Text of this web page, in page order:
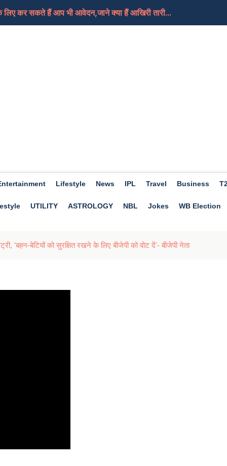
कर सकते हैं आप भी आवेदन,जाने क्या हैं आखिरी तारी...
Lifestyle News IPL Travel Business
UTILITY ASTROLOGY NBL Jokes WB Election
'बहन-बेटियों को सुरक्षित रखने के लिए बीजेपी को वोट दें'- बीजेपी नेता